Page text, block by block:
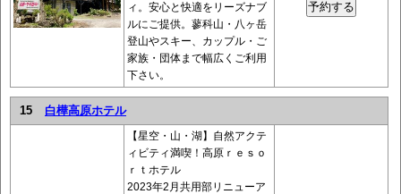
ィ。安心と快適をリーズナブ
ルにご提供。蓼科山・八ヶ岳
登山やスキー、カップル・ご
家族・団体まで幅広くご利用
下さい。
15 白樺高原ホテル
【星空・山・湖】自然アクテ
ィビティ満喫！高原ｒｅｓｏ
ｒｔホテル
2023年2月共用部リニューア